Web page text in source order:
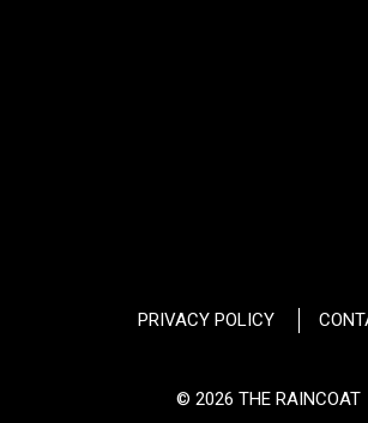
PRIVACY POLICY
© 2026 THE RAINCOAT